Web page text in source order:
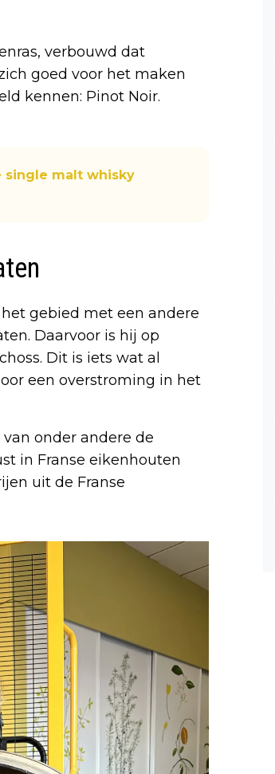
verbouwd dat
goed voor het maken
kennen: Pinot Noir.
single malt whisky
gebied met een andere
Daarvoor is hij op
Dit is iets wat al
een overstroming in het
onder andere de
in Franse eikenhouten
uit de Franse